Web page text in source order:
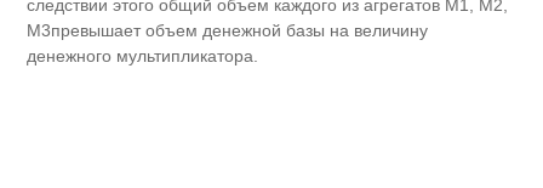
следствии этого общий объем каждого из агрегатов М1, М2,
М3превышает объем денежной базы на величину
денежного мультипликатора.